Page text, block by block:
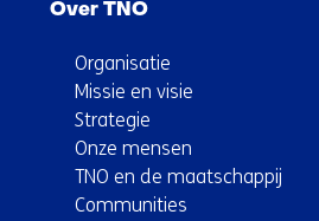
Over TNO
Organisatie
Missie en visie
Strategie
Onze mensen
TNO en de maatschappij
Communities